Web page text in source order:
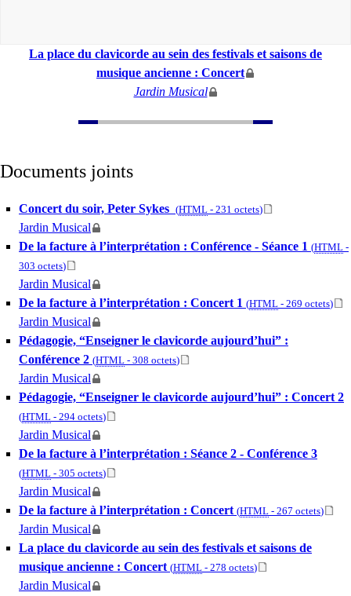
La place du clavicorde au sein des festivals et saisons de
musique ancienne : Concert
Jardin Musical
Documents joints
Concert du soir, Peter Sykes (HTML - 231 octets)
Jardin Musical
De la facture à l’interprétation : Conférence - Séance 1 (HTML -
303 octets)
Jardin Musical
De la facture à l’interprétation : Concert 1 (HTML - 269 octets)
Jardin Musical
Pédagogie, “Enseigner le clavicorde aujourd’hui” :
Conférence 2 (HTML - 308 octets)
Jardin Musical
Pédagogie, “Enseigner le clavicorde aujourd’hui” : Concert 2
(HTML - 294 octets)
Jardin Musical
De la facture à l’interprétation : Séance 2 - Conférence 3
(HTML - 305 octets)
Jardin Musical
De la facture à l’interprétation : Concert (HTML - 267 octets)
Jardin Musical
La place du clavicorde au sein des festivals et saisons de
musique ancienne : Concert (HTML - 278 octets)
Jardin Musical